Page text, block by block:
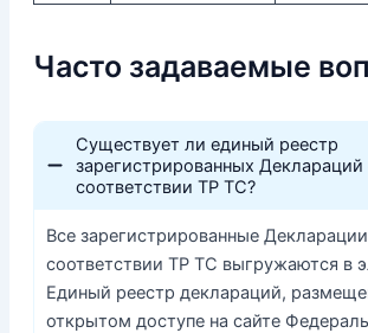
Часто задаваемые
Существует ли единый реестр
зарегистрированных Деклараций
соответствии ТР ТС?
Все зарегистрированные
соответствии ТР ТС выгружаются в
Единый реестр деклараций,
открытом доступе на сайте